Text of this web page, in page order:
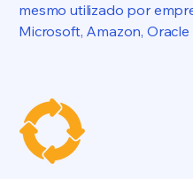
mesmo utilizado por
Microsoft, Amazon, Oracle